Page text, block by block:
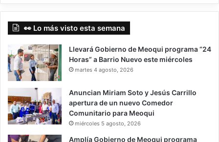
👀 Lo más visto esta semana
Llevará Gobierno de Meoqui programa “24
Horas” a Barrio Nuevo este miércoles
martes 4 agosto, 2026
Anuncian Miriam Soto y Jesús Carrillo
apertura de un nuevo Comedor
Comunitario para Meoqui
miércoles 5 agosto, 2026
Amplía Gobierno de Meoqui programa